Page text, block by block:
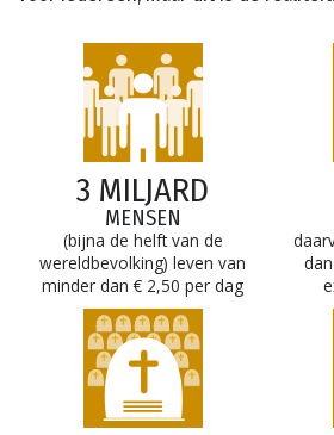
3 MILJARD
MENSEN
(bijna de helft van de
wereldbevolking) leven van
minder dan € 2,50 per dag